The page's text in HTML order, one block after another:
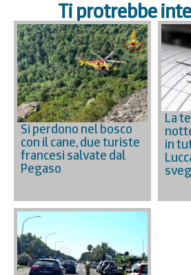
Ti protrebbe
Si perdono nel bosco
con il cane, due turiste
francesi salvate dal
Pegaso
La
in